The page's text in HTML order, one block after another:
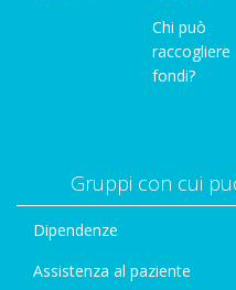
Chi può
raccogliere
fondi?
Gruppi con cui
Dipendenze
Assistenza al paziente